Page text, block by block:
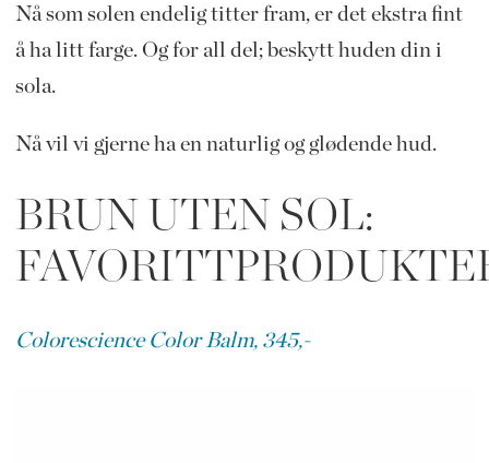
Nå som solen endelig titter fram, er det ekstra fint
å ha litt farge. Og for all del; beskytt huden din i
sola.
Nå vil vi gjerne ha en naturlig og glødende hud.
BRUN UTEN SOL:
Colorescience Color Balm, 345,-